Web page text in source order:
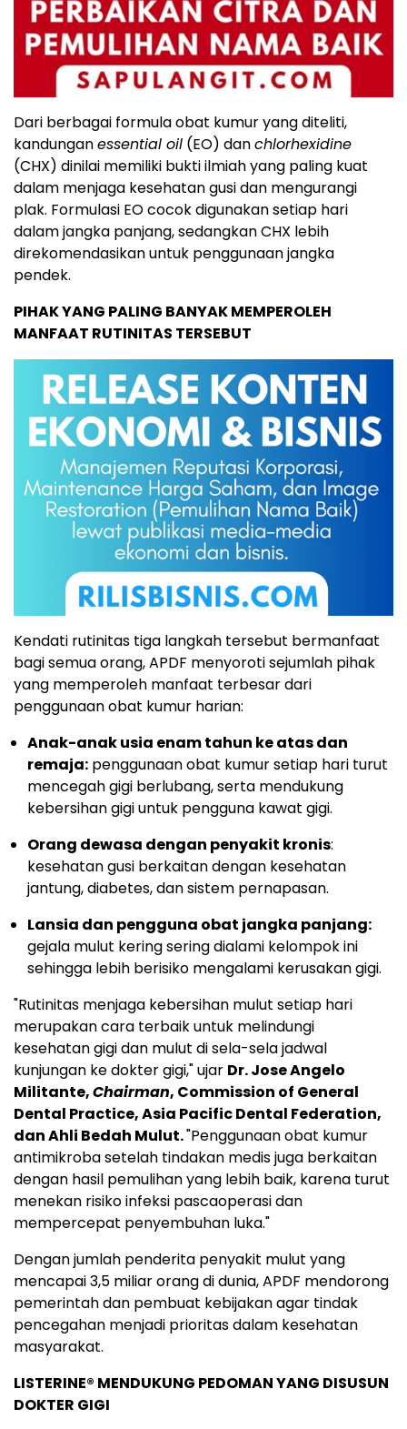
Dari berbagai formula obat kumur yang diteliti,
kandunganessential oil (EO) danchlorhexidine
(CHX) dinilai memiliki bukti ilmiah yang paling kuat
dalam menjaga kesehatan gusi dan mengurangi
plak. Formulasi EO cocok digunakan setiap hari
dalam jangka panjang, sedangkan CHX lebih
direkomendasikan untuk penggunaan jangka
pendek.
PIHAK YANG PALING BANYAK MEMPEROLEH
MANFAAT RUTINITAS TERSEBUT
Kendati rutinitas tiga langkah tersebut bermanfaat
bagi semua orang, APDF menyoroti sejumlah pihak
yang memperoleh manfaat terbesar dari
penggunaan obat kumur harian:
Anak-anak usia enam tahun ke atas dan
remaja: penggunaan obat kumur setiap hari turut
mencegah gigi berlubang, serta mendukung
kebersihan gigi untuk pengguna kawat gigi.
Orang dewasa dengan penyakit kronis:
kesehatan gusi berkaitan dengan kesehatan
jantung, diabetes, dan sistem pernapasan.
Lansia dan pengguna obat jangka panjang:
gejala mulut kering sering dialami kelompok ini
sehingga lebih berisiko mengalami kerusakan gigi.
"Rutinitas menjaga kebersihan mulut setiap hari
merupakan cara terbaik untuk melindungi
kesehatan gigi dan mulut di sela-sela jadwal
kunjungan ke dokter gigi," ujar Dr. Jose Angelo
Militante,Chairman, Commission of General
Dental Practice, Asia Pacific Dental Federation,
dan Ahli Bedah Mulut."Penggunaan obat kumur
antimikroba setelah tindakan medis juga berkaitan
dengan hasil pemulihan yang lebih baik, karena turut
menekan risiko infeksi pascaoperasi dan
mempercepat penyembuhan luka."
Dengan jumlah penderita penyakit mulut yang
mencapai 3,5 miliar orang di dunia, APDF mendorong
pemerintah dan pembuat kebijakan agar tindak
pencegahan menjadi prioritas dalam kesehatan
masyarakat.
LISTERINE® MENDUKUNG PEDOMAN YANG DISUSUN
DOKTER GIGI